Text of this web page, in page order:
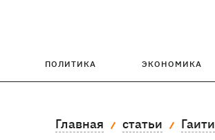
ПОЛИТИКА ЭКОНОМИКА
Главная статьи Гаити